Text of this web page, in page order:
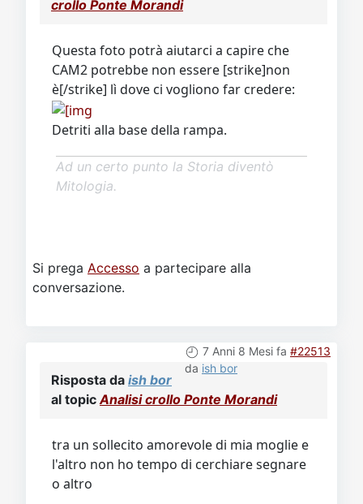
crollo Ponte Morandi
Questa foto potrà aiutarci a capire che
CAM2 potrebbe non essere [strike]non
è[/strike] lì dove ci vogliono far credere:
Detriti alla base della rampa.
Ad un certo punto la Storia diventò
Mitologia.
Si prega Accesso a partecipare alla
conversazione.
7 Anni 8 Mesi fa #22513
da ish bor
Risposta da ish bor
al topic Analisi crollo Ponte Morandi
tra un sollecito amorevole di mia moglie e
l'altro non ho tempo di cerchiare segnare
o altro